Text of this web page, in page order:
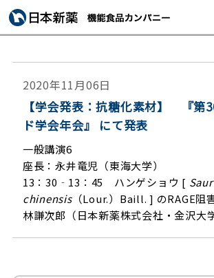
2020年11月06日
【学会発表：抗糖化素材】 『第
ド学会年会』 にて発表
一般講演6
座長：永井竜児（東海大学）
13：30‐13：45 ハンゲショウ [
chinensis（Lour.）Baill. ] のRAGE阻
林謙次郎（日本新薬株式会社・金沢大